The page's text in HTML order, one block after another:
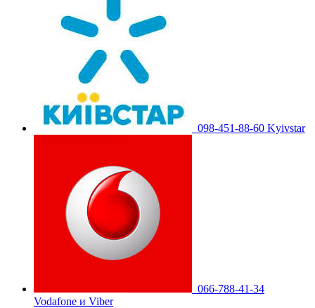
098-451-88-60 Kyivstar
066-788-41-34
Vodafone и Viber